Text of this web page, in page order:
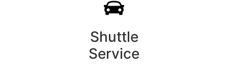
Shuttle
Service